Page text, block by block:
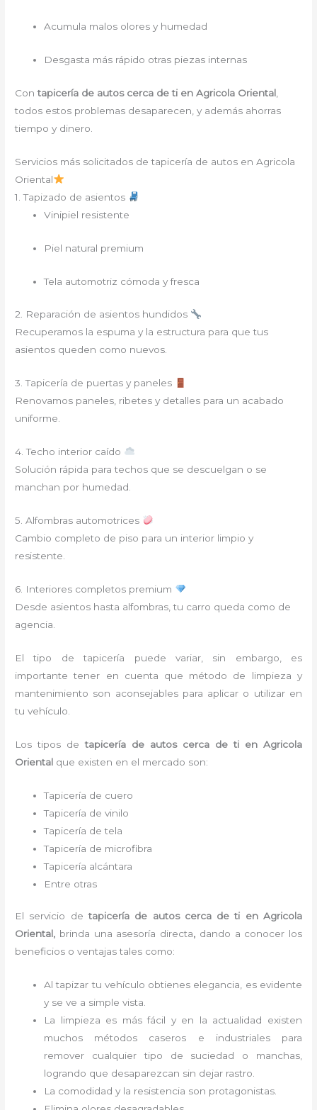
Acumula malos olores y humedad
Desgasta más rápido otras piezas internas
Contapicería de autos cerca de ti en Agricola Oriental
todos estos problemas desaparecen, y además ahorras
tiempo y dinero.
Servicios más solicitados de tapicería de autos en Agricola
Oriental
1. Tapizado de asientos
Vinipiel resistente
Piel natural premium
Tela automotriz cómoda y fresca
2. Reparación de asientos hundidos
Recuperamos la espuma y la estructura para que tus
asientos queden como nuevos.
3. Tapicería de puertas y paneles
Renovamos paneles, ribetes y detalles para un acabado
uniforme.
4. Techo interior caído
Solución rápida para techos que se descuelgan o se
manchan por humedad.
5. Alfombras automotrices
Cambio completo de piso para un interior limpio y
resistente.
6. Interiores completos premium
Desde asientos hasta alfombras, tu carro queda como de
agencia.
El tipo de tapicería puede variar, sin embargo, es
importante tener en cuenta que método de limpieza y
mantenimiento son aconsejables para aplicar o utilizar en
tu vehículo.
Los tipos de tapicería de autos cerca de tien Agricola
Oriental que existen en el mercado son:
Tapicería de cuero
Tapicería de vinilo
Tapicería de tela
Tapicería de microfibra
Tapicería alcántara
Entre otras
El servicio detapicería de autos cerca de ti en Agricola
Oriental, brinda una asesoría directa, dando a conocer los
beneficios o ventajas tales como:
Al tapizar tu vehículo obtienes elegancia, es evidente
y se ve a simple vista.
La limpieza es más fácil y en la actualidad existen
muchos métodos caseros e industriales para
remover cualquier tipo de suciedad o manchas,
logrando que desaparezcan sin dejar rastro.
La comodidad y la resistencia son protagonistas.